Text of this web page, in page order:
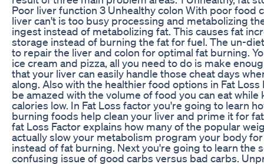
Poor liver function 3 Unhealthy colon With poor food
liver can't is too busy processing and metabolizing
ingest instead of metabolizing fat. This causes fat
storage instead of burning the fat for fuel. The un-
to repair the liver and colon for optimal fat burning.
ice cream and pizza, all you need to do is make
that your liver can easily handle those cheat days
along. Also with the healthier food options in Fat Loss
be amazed with the volume of food you can eat while
calories low. In Fat Loss factor you're going to learn
burning foods help clean your liver and prime it for
fat Loss Factor explains how many of the popular
actually slow your metabolism program your body
instead of fat burning. Next you're going to learn the
confusing issue of good carbs versus bad carbs.